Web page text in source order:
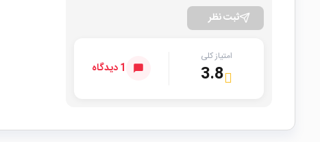
ثبت نظر
امتیاز کلی
3.8 1 دیدگاه